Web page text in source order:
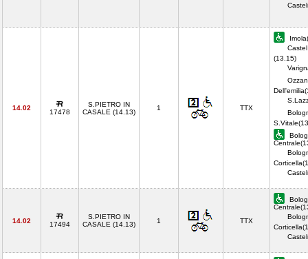
14.02
17478
S.PIETRO IN
CASALE (14.13)
1 TTX
(13.15)
14.02 17494
S.PIETRO IN
CASALE (14.13)
1 TTX